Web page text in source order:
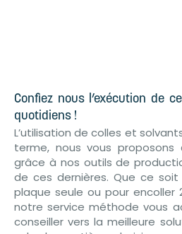
Confiez nous l’exécution de
quotidiens !
L’utilisation de colles et
terme, nous vous proposons
grâce à nos outils de
de ces dernières. Que ce
plaque seule ou pour encoller
notre service méthode vous
conseiller vers la meilleure